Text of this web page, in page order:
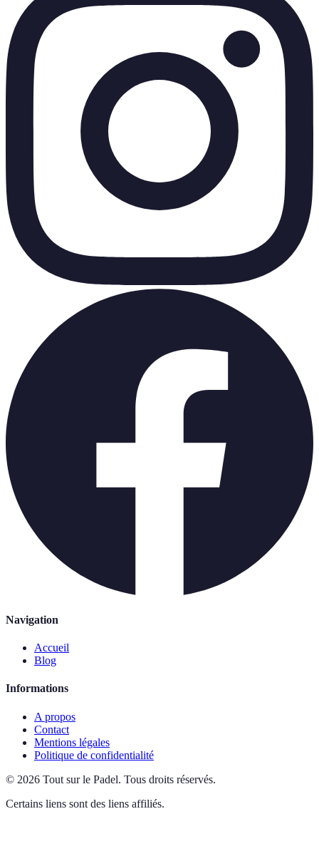
Navigation
Accueil
Blog
Informations
A propos
Contact
Mentions légales
Politique de confidentialité
© 2026 Tout sur le Padel. Tous droits réservés.
Certains liens sont des liens affiliés.